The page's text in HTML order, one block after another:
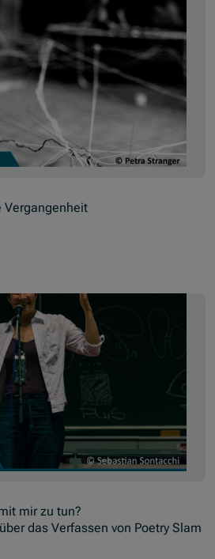
Vergangenheit
mir zu tun?
das Verfassen von Poetry Slam